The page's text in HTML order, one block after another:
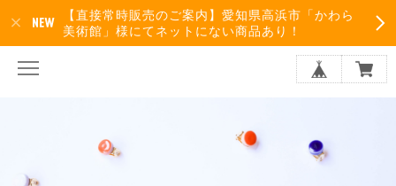
【直接常時販売のご案内】愛知県高浜市「かわら
美術館」様にてネットにない商品あり！